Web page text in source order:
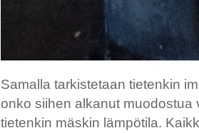
Samalla tarkistetaan tietenkin
onko siihen alkanut
tietenkin mäskin lämpötila.